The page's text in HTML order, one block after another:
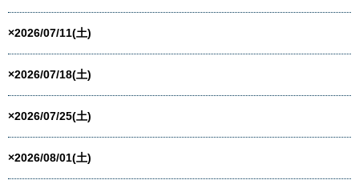
×2026/07/11(土)
×2026/07/18(土)
×2026/07/25(土)
×2026/08/01(土)